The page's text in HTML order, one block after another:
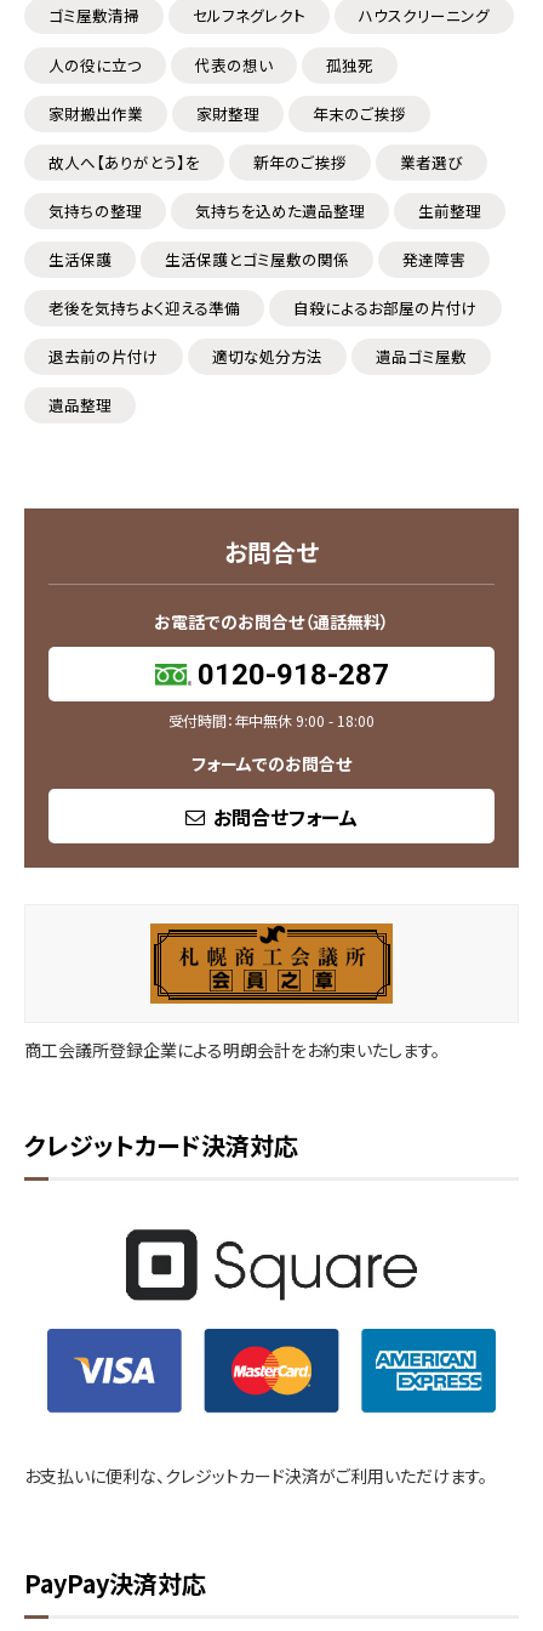
ゴミ屋敷清掃 セルフネグレクト ハウスクリーニング
人の役に立つ 代表の想い 孤独死
家財搬出作業 家財整理 年末のご挨拶
故人へ【ありがとう】を 新年のご挨拶 業者選び
気持ちの整理 気持ちを込めた遺品整理 生前整理
生活保護 生活保護とゴミ屋敷の関係 発達障害
老後を気持ちよく迎える準備 自殺によるお部屋の片付け
退去前の片付け 適切な処分方法 遺品ゴミ屋敷
遺品整理
お問合せ
お電話でのお問合せ（通話無料）
0120-918-287
受付時間：年中無休 9:00 - 18:00
フォームでのお問合せ
お問合せフォーム
商工会議所登録企業による明朗会計をお約束いたします。
クレジットカード決済対応
お支払いに便利な、クレジットカード決済がご利用いただけます。
PayPay決済対応